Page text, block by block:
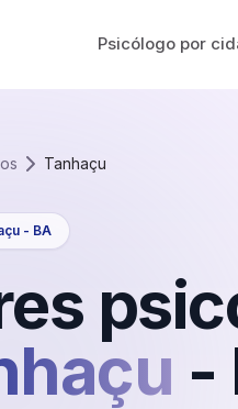
Psicólogo por
Tanhaçu
- BA
-